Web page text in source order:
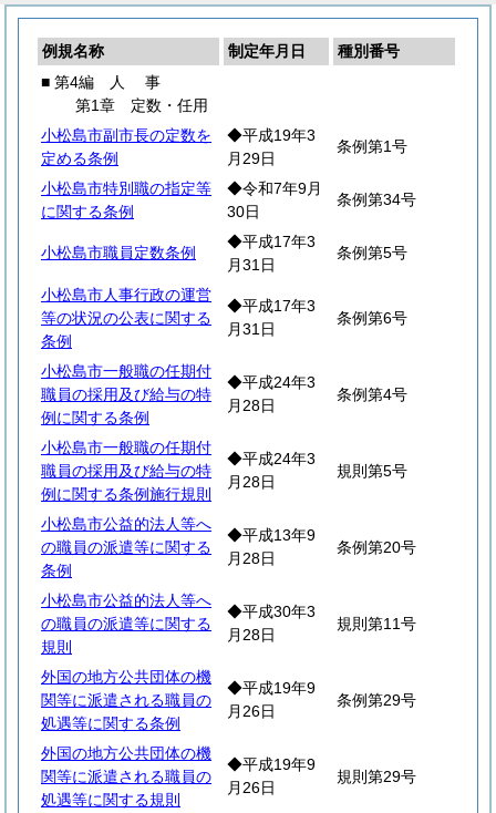
例規名称 制定年月日
種別番号
■ 第4編
人 事
第1章 定数・任用
小松島市副市長の定数を
定める条例
◆平成19年3
月29日
条例第1号
小松島市特別職の指定等
に関する条例
◆令和7年9月
30日
条例第34号
小松島市職員定数条例
◆平成17年3
月31日
条例第5号
小松島市人事行政の運営
等の状況の公表に関する
条例
◆平成17年3
月31日
条例第6号
小松島市一般職の任期付
職員の採用及び給与の特
例に関する条例
◆平成24年3
月28日
条例第4号
小松島市一般職の任期付
職員の採用及び給与の特
例に関する条例施行規則
◆平成24年3
月28日
規則第5号
小松島市公益的法人等へ
の職員の派遣等に関する
条例
◆平成13年9
月28日
条例第20号
小松島市公益的法人等へ
の職員の派遣等に関する
規則
◆平成30年3
月28日
規則第11号
外国の地方公共団体の機
関等に派遣される職員の
処遇等に関する条例
◆平成19年9
月26日
条例第29号
外国の地方公共団体の機
関等に派遣される職員の
処遇等に関する規則
◆平成19年9
月26日
規則第29号